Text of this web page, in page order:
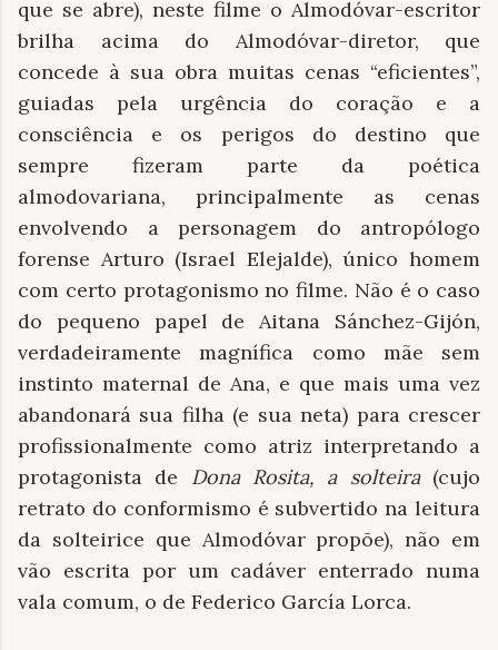
que se abre), neste filme o Almodóvar-escritor
brilha acima do Almodóvar-diretor, que
concede à sua obra muitas cenas “eficientes”,
guiadas pela urgência do coração e a
consciência e os perigos do destino que
sempre fizeram parte da poética
almodovariana, principalmente as cenas
envolvendo a personagem do antropólogo
forense Arturo (Israel Elejalde), único homem
com certo protagonismo no filme. Não é o caso
do pequeno papel de Aitana Sánchez-Gijón,
verdadeiramente magnífica como mãe sem
instinto maternal de Ana, e que mais uma vez
abandonará sua filha (e sua neta) para crescer
profissionalmente como atriz interpretando a
protagonista de Dona Rosita, a solteira(cujo
retrato do conformismo é subvertido na leitura
da solteirice que Almodóvar propõe), não em
vão escrita por um cadáver enterrado numa
vala comum, o de Federico García Lorca.